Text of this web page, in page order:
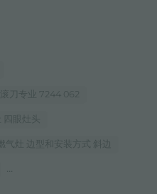
滚刀专业 7244 062
四眼灶头
气灶 边型和安装方式 斜边
...